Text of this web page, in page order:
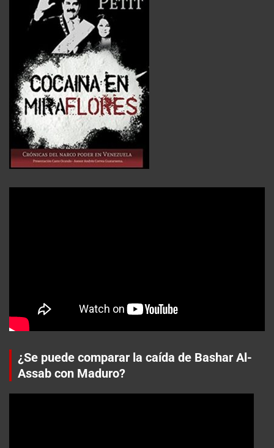
¿Se puede comparar la caída de Bashar Al-
Assab con Maduro?